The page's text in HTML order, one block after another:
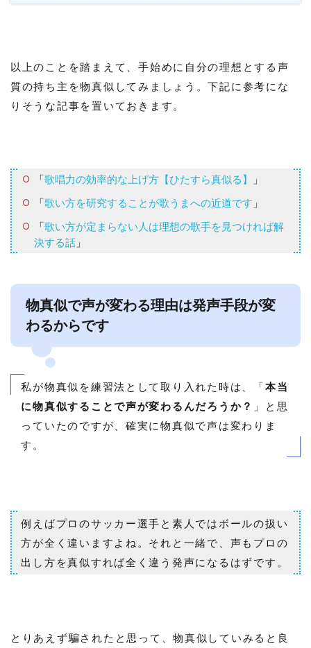
以上のことを踏まえて、手始めに自分の理想とする声
質の持ち主を物真似してみましょう。下記に参考にな
りそうな記事を置いておきます。
「歌唱力の効率的な上げ方【ひたすら真似る】
」
「歌い方を研究することが歌うまへの近道です 」
「歌い方が定まらない人は理想の歌手を見つければ解
決する話 」
物真似で声が変わる理由は発声手段が変
わるからです
私が物真似を練習法として取り入れた時は、「本当
に物真似することで声が変わるんだろうか？ 」と思
っていたのですが、確実に物真似で声は変わりま
す。
例えばプロのサッカー選手と素人ではボールの扱い
方が全く違いますよね。それと一緒で、声もプロの
出し方を真似すれば全く違う発声になるはずです。
とりあえず騙されたと思って、物真似していみると良